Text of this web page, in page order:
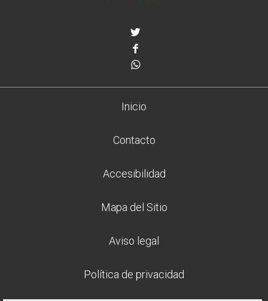
Inicio
Contacto
Accesibilidad
Mapa del Sitio
Aviso legal
Política de privacidad